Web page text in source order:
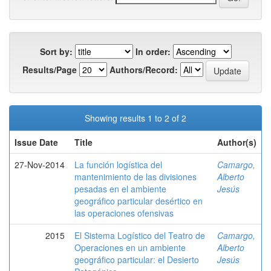
Sort by:
In order:
Results/Page
Authors/Record:
Showing results 1 to 2 of 2
Issue Date
Title
Author(s)
27-Nov-2014
La función logística del
mantenimiento de las divisiones
pesadas en el ambiente
geográfico particular desértico en
las operaciones ofensivas
Camargo,
Alberto
Jesús
2015
El Sistema Logístico del Teatro de
Operaciones en un ambiente
geográfico particular: el Desierto
Camargo,
Alberto
Jesús